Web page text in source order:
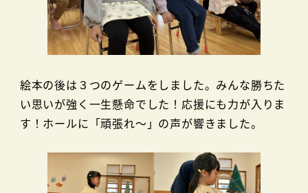
絵本の後は３つのゲームをしました。みんな勝ちた
い思いが強く一生懸命でした！応援にも力が入りま
す！ホールに「頑張れ～」の声が響きました。